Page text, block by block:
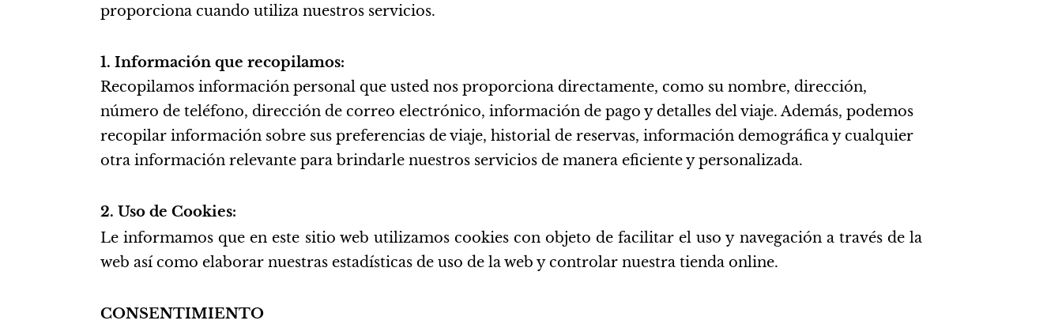
proporciona cuando utiliza nuestros servicios.
1. Información que recopilamos:
Recopilamos información personal que usted nos proporciona directamente, como su nombre, dirección,
número de teléfono, dirección de correo electrónico, información de pago y detalles del viaje. Además, podemos
recopilar información sobre sus preferencias de viaje, historial de reservas, información demográfica y cualquier
otra información relevante para brindarle nuestros servicios de manera eficiente y personalizada.
2. Uso de Cookies:
Le informamos que en este sitio web utilizamos cookies con objeto de facilitar el uso y navegación a través de la
web así como elaborar nuestras estadísticas de uso de la web y controlar nuestra tienda online.
CONSENTIMIENTO